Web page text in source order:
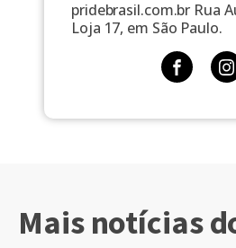
pridebrasil.com.br Rua
Loja 17, em São Paulo.
Mais notícias